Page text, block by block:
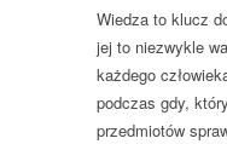
Wiedza to klucz
jej to niezwykle
każdego
podczas gdy,
przedmiotów